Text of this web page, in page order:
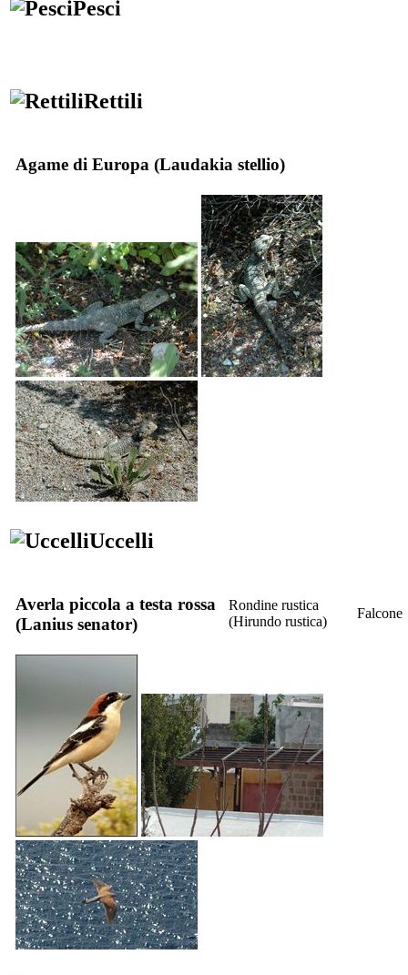
Pesci
Rettili
Agame di Europa (Laudakia stellio)
Uccelli
Averla piccola a testa rossa
(Lanius senator)
Rondine rustica
(Hirundo rustica)
Falcone